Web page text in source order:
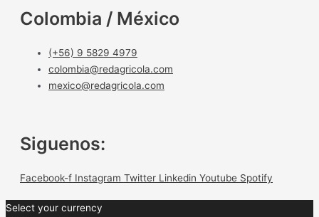
Colombia / México
(+56) 9 5829 4979
colombia@redagricola.com
mexico@redagricola.com
Siguenos:
Facebook-f Instagram Twitter Linkedin Youtube Spotify
Select your currency